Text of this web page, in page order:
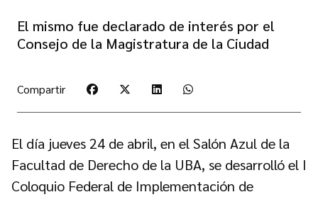
El mismo fue declarado de interés por el
Consejo de la Magistratura de la Ciudad
Compartir
El día jueves 24 de abril, en el Salón Azul de la
Facultad de Derecho de la UBA, se desarrolló el I
Coloquio Federal de Implementación de